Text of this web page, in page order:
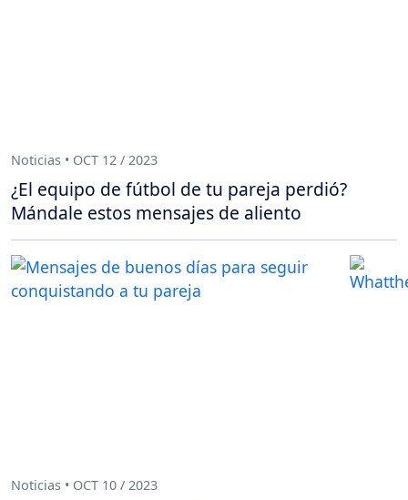
Noticias • OCT 12 / 2023
¿El equipo de fútbol de tu pareja perdió?
Mándale estos mensajes de aliento
Noticias • OCT 10 / 2023